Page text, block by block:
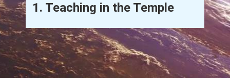
2. A Ira de Deus
142:2.1 (1597.1) Estava presente em Jerusalém nas
1. Teaching in the Temple
142:1.1 (1596.3) Throughout this month Jesus or one of
the apostles taught daily in the temple. When the Passover
crowds were too great to find entrance to the temple